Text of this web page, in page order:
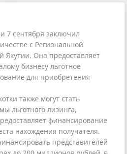
7 сентября заключил
с Региональной
Якутии. Она предоставляет
бизнесу льготное
для приобретения
также могут стать
льготного лизинга,
финансирование
нахождения получателя.
представителей